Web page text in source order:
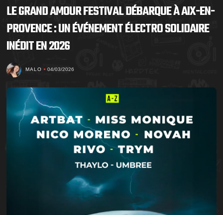
LE GRAND AMOUR FESTIVAL DÉBARQUE À AIX-EN-
PROVENCE : UN ÉVÉNEMENT ÉLECTRO SOLIDAIRE
INÉDIT EN 2026
MALO 04/03/2026